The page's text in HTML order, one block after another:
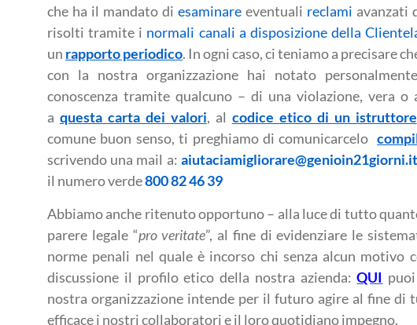
che ha il mandato di esaminareeventuali reclami avanzati
risolti tramite i normali canali a disposizione della
un rapporto periodico. In ogni caso, ci teniamo a precisare
con la nostra organizzazione hai notato
conoscenza tramite qualcuno – di una violazione, vera o
a questa carta dei valori, al codice etico di un istruttore
comune buon senso, ti preghiamo di comunicarcelo
scrivendo una mail a: aiutaciamigliorare@genioin21giorni.it
il numero verde800 82 46 39
Abbiamo anche ritenuto opportuno – alla luce di tutto
parere legale “pro veritate”, al fine di evidenziare le
norme penali nel quale è incorso chi senza alcun motivo
discussione il profilo etico della nostra azienda:QUI
nostra organizzazione intende per il futuro agire al fine di
efficace i nostri collaboratori e il loro quotidiano impegno.